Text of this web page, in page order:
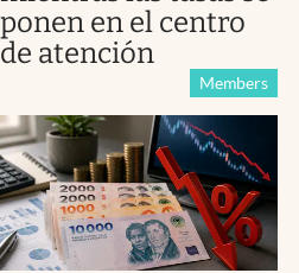
ponen en el centro
de atención
Members